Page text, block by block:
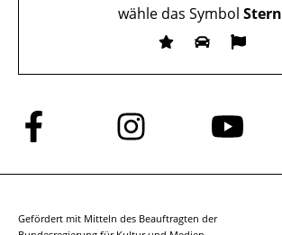
wähle das Symbol Stern
Folge
uns
auf
Folge
uns
auf
Folge
auf
Gefördert mit Mitteln des Beauftragten der